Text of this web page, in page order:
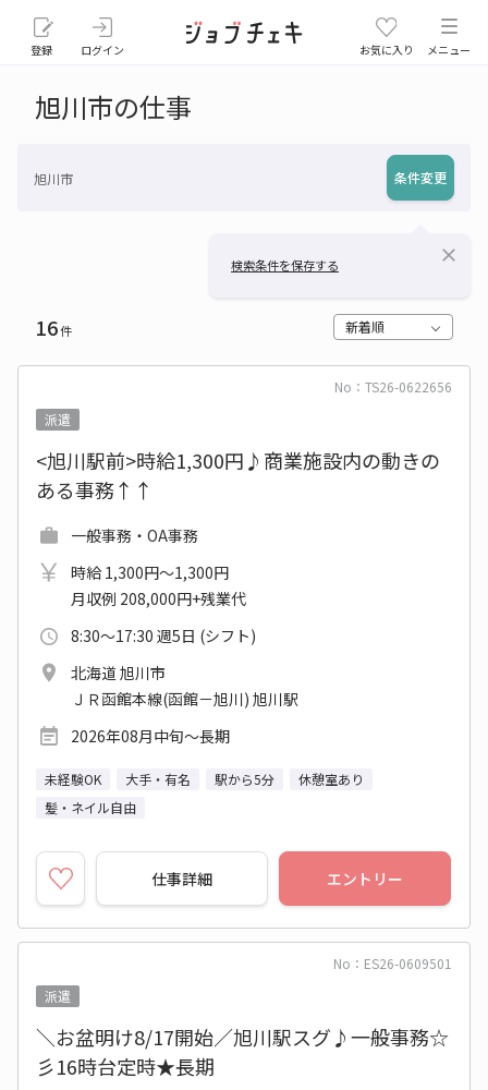
登録 ログイン お気に入り メニュー
旭川市の仕事
旭川市 条件変更
検索条件を保存する close
16件 新着順
No：TS26-0622656
派遣
<旭川駅前>時給1,300円♪商業施設内の動きの
ある事務↑↑
一般事務・OA事務
時給 1,300円～1,300円
月収例 208,000円+残業代
8:30～17:30 週5日 (シフト)
北海道 旭川市
ＪＲ函館本線(函館－旭川) 旭川駅
2026年08月中旬～長期
未経験OK 大手・有名 駅から5分
休憩室あり
髪・ネイル自由
仕事詳細 エントリー
No：ES26-0609501
派遣
＼お盆明け8/17開始／旭川駅スグ♪一般事務☆
彡16時台定時★長期